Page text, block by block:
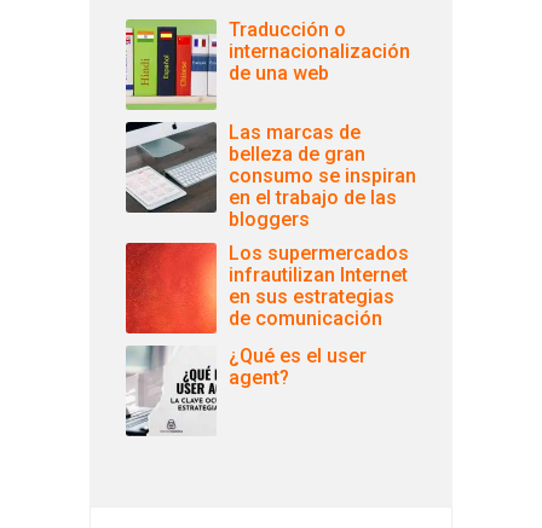
Traducción o
internacionalización
de una web
Las marcas de
belleza de gran
consumo se inspiran
en el trabajo de las
bloggers
Los supermercados
infrautilizan Internet
en sus estrategias
de comunicación
¿Qué es el user
agent?